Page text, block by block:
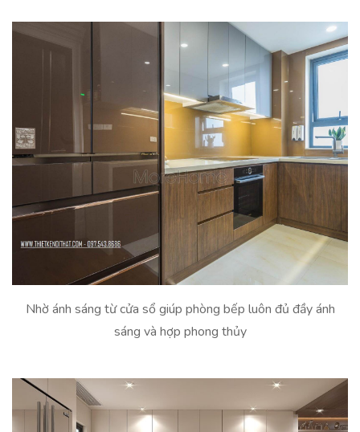
Nhờ ánh sáng từ cửa sổ giúp phòng bếp luôn đủ đầy ánh
sáng và hợp phong thủy